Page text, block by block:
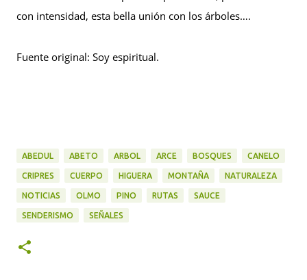
con intensidad, esta bella unión con los árboles….
Fuente original: Soy espiritual.
ABEDUL ABETO ARBOL ARCE BOSQUES CANELO
CRIPRES CUERPO HIGUERA MONTAÑA NATURALEZA
NOTICIAS OLMO PINO RUTAS SAUCE
SENDERISMO SEÑALES